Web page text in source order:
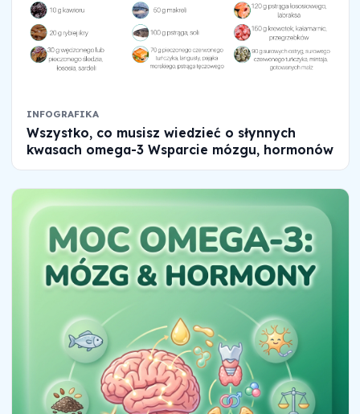
INFOGRAFIKA
Wszystko, co musisz wiedzieć o słynnych
kwasach omega-3 Wsparcie mózgu, hormonów